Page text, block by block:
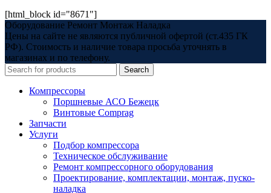
[html_block id="8671"]
Оборудование Ремонт Монтаж Наладка
Цены на сайте не являются публичной офертой (ст.435 ГК
РФ). Стоимость и наличие товара просьба уточнять в
магазинах и по телефону.
Search
Компрессоры
Поршневые АСО Бежецк
Винтовые Comprag
Запчасти
Услуги
Подбор компрессора
Техническое обслуживание
Ремонт компрессорного оборудования
Проектирование, комплектации, монтаж, пуско-
наладка